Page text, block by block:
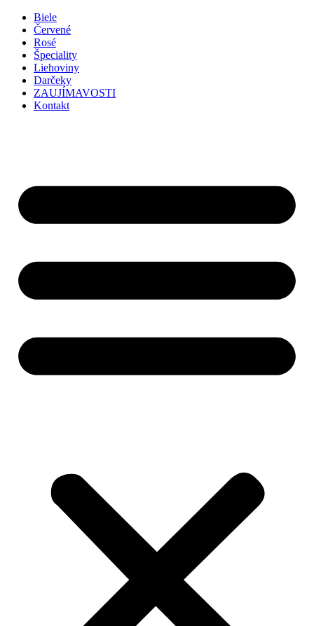
Preskočiť
obsah
Biele
Červené
Rosé
Špeciality
Liehoviny
Darčeky
ZAUJÍMAVOSTI
Kontakt